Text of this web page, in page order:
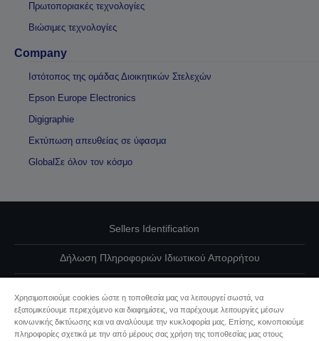
Πρωτοποριακές τεχνολογίες
Βιώσιμες τεχνολογίες
Company
Ιστότοπος της ομάδας Διοικητικών Στελεχών
Epson Europe Electronics
Digigraphie
Εκτύπωση απευθείας σε ύφασμα
GlobalΣε όλον τον κόσμο
Sellers Identification
Δήλωση Πληροφοριών Ιδιωτικού Απορρήτου
Επικοινωνήστε μαζί μας για τα δεδομένα σας
Χρησιμοποιούμε cookies ώστε η τοποθεσία μας να λειτουργεί σωστά, να
εξατομικεύουμε περιεχόμενο και διαφημίσεις, να παρέχουμε λειτουργίες μέσων
κοινωνικής δικτύωσης και να αναλύουμε την κυκλοφορία μας. Επίσης, κοινοποιούμε
πληροφορίες σχετικά με την από μέρους σας χρήση της τοποθεσίας μας στους